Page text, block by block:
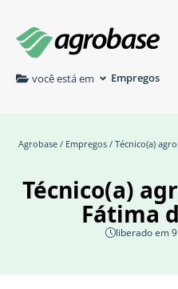
você está em Empregos
Agrobase / Empregos / Técnico(a)
Técnico(a)
Fátima
liberado em